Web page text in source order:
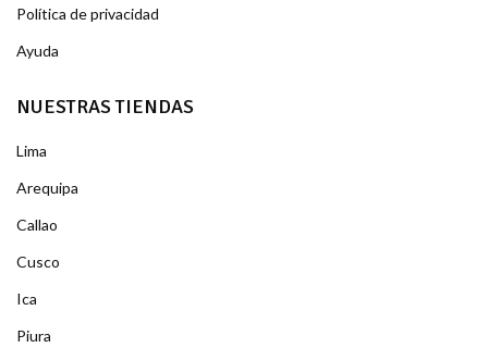
Política de privacidad
Ayuda
NUESTRAS TIENDAS
Lima
Arequipa
Callao
Cusco
Ica
Piura